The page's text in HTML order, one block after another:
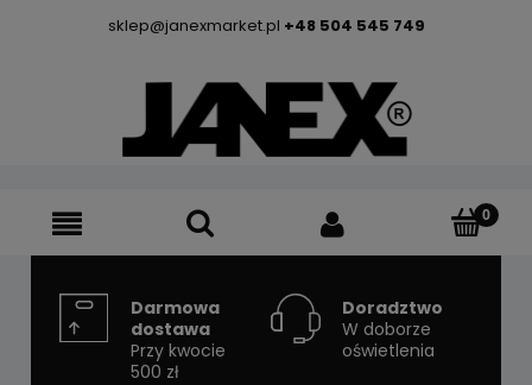
sklep@janexmarket.pl +48 504 545 749
Darmowa
dostawa
Przy kwocie
500 zł
Doradztwo
W doborze
oświetlenia